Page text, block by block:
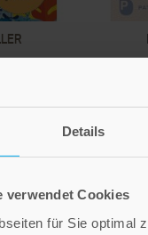
Details
verwendet Cookies
für Sie optimal
€
IN